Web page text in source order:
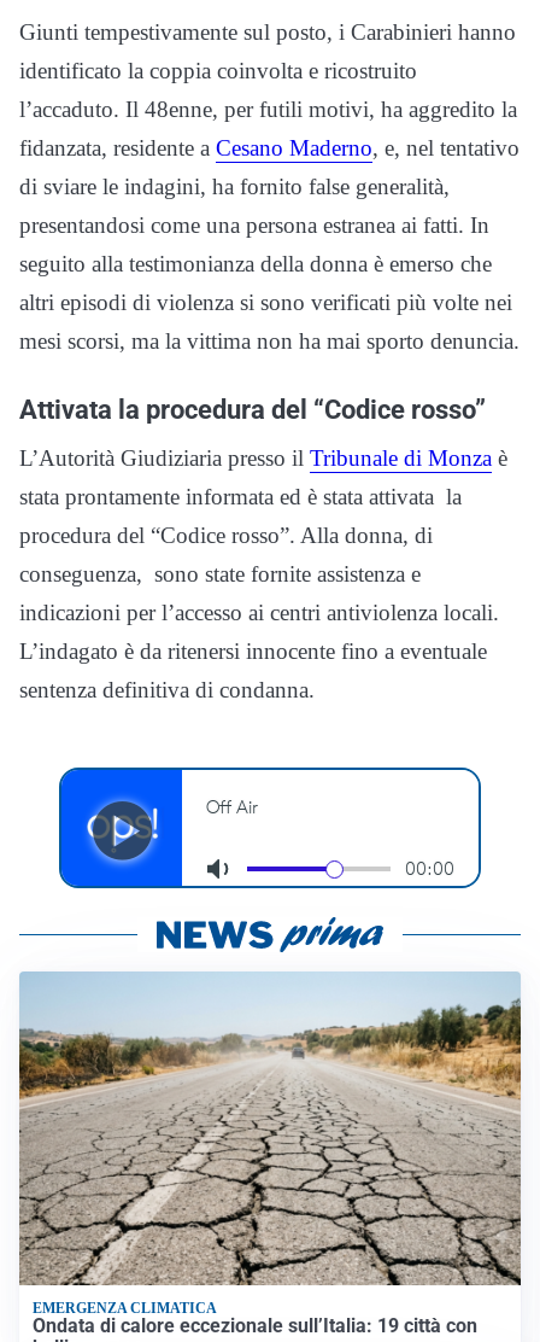
Giunti tempestivamente sul posto, i Carabinieri hanno
identificato la coppia coinvolta e ricostruito
l’accaduto. Il 48enne, per futili motivi, ha aggredito la
fidanzata, residente a Cesano Maderno, e, nel tentativo
di sviare le indagini, ha fornito false generalità,
presentandosi come una persona estranea ai fatti. In
seguito alla testimonianza della donna è emerso che
altri episodi di violenza si sono verificati più volte nei
mesi scorsi, ma la vittima non ha mai sporto denuncia.
Attivata la procedura del “Codice rosso”
L’Autorità Giudiziaria presso il Tribunale di Monza è
stata prontamente informata ed è stata attivata la
procedura del “Codice rosso”. Alla donna, di
conseguenza, sono state fornite assistenza e
indicazioni per l’accesso ai centri antiviolenza locali.
L’indagato è da ritenersi innocente fino a eventuale
sentenza definitiva di condanna.
EMERGENZA CLIMATICA
Ondata di calore eccezionale sull’Italia: 19 città con